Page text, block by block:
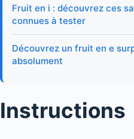
Fruit en i : découvrez ces
connues à tester
Découvrez un fruit en e
absolument
Instructions